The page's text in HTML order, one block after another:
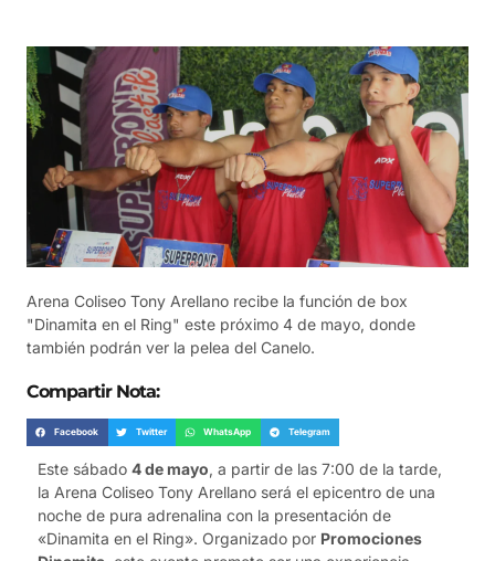
Arena Coliseo Tony Arellano recibe la función de box
"Dinamita en el Ring" este próximo 4 de mayo, donde
también podrán ver la pelea del Canelo.
Compartir Nota:
Facebook Twitter WhatsApp Telegram
Este sábado 4 de mayo, a partir de las 7:00 de la tarde,
la Arena Coliseo Tony Arellano será el epicentro de una
noche de pura adrenalina con la presentación de
«Dinamita en el Ring». Organizado por Promociones